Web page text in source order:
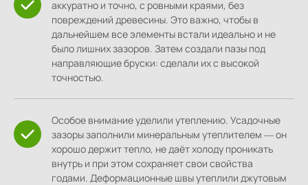
аккуратно и точно, с ровными краями, без
повреждений древесины. Это важно, чтобы в
дальнейшем все элементы встали идеально и не
было лишних зазоров. Затем создали пазы под
направляющие бруски: сделали их с высокой
точностью.
Особое внимание уделили утеплению. Усадочные
зазоры заполнили минеральным утеплителем — он
хорошо держит тепло, не даёт холоду проникать
внутрь и при этом сохраняет свои свойства
годами. Деформационные швы утеплили джутовым